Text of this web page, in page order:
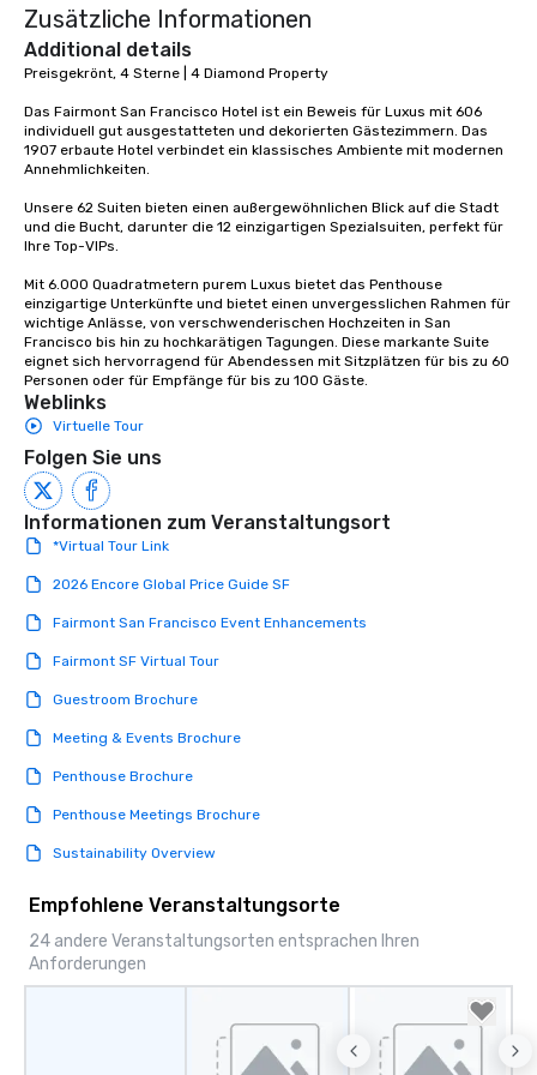
person with tax and
included. The only
provides guests a
ultimate networking
a typical sit-down
to engage the person
right of you. Because
traverse along the
Since the menu is
remember to submit
date any dietary
allergies for anyone
Zusätzliche Informationen
Additional details
Preisgekrönt, 4 Sterne | 4 Diamond Property
Das Fairmont San Francisco Hotel ist ein Beweis für Luxus mit 606
individuell gut ausgestatteten und dekorierten Gästezimmern. Das
1907 erbaute Hotel verbindet ein klassisches Ambiente mit modernen
Annehmlichkeiten.
Unsere 62 Suiten bieten einen außergewöhnlichen Blick auf die Stadt
und die Bucht, darunter die 12 einzigartigen Spezialsuiten, perfekt für
Ihre Top-VIPs.
Mit 6.000 Quadratmetern purem Luxus bietet das Penthouse
einzigartige Unterkünfte und bietet einen unvergesslichen Rahmen für
wichtige Anlässe, von verschwenderischen Hochzeiten in San
Francisco bis hin zu hochkarätigen Tagungen. Diese markante Suite
eignet sich hervorragend für Abendessen mit Sitzplätzen für bis zu 60
Personen oder für Empfänge für bis zu 100 Gäste.
Weblinks
Virtuelle Tour
Folgen Sie uns
Informationen zum Veranstaltungsort
*Virtual Tour Link
2026 Encore Global Price Guide SF
Fairmont San Francisco Event Enhancements
Fairmont SF Virtual Tour
Guestroom Brochure
Meeting & Events Brochure
Penthouse Brochure
Penthouse Meetings Brochure
Sustainability Overview
Empfohlene Veranstaltungsorte
24 andere Veranstaltungsorten entsprachen Ihren
Anforderungen